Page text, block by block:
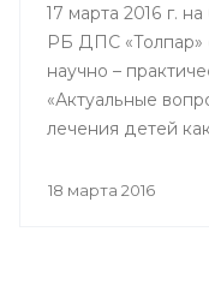
17 марта 2016 г.
РБ ДПС «Толпар»
научно –
«Актуальные
лечения детей
санатории»,
18 марта 2016